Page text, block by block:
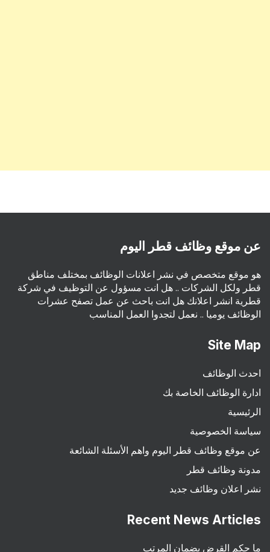
عن موقع وظائف قطر اليوم
هو موقع متخصص في نشر اعلانات الوظائف بمختلف مناطق
قطر ولكل الشركات .. هل انت مسؤول عن التوظيف في شركة
قطرية انشر اعلانك هل انت باحث عن عمل تصفح عشرات
الوظائف يوميا .. نعمل لتجدوا العمل المناسب
Site Map
احدث الوظائف
ادارة الوظائف الخاصة بك
الرئيسية
سياسة الخصوصية
عن موقع وظائف قطر اليوم واهم الأسئلة الشائعة
مدونة وظائف قطر
نشر اعلان وظائف جديد
Recent News Articles
ما حكم القرض بضمان المرتب